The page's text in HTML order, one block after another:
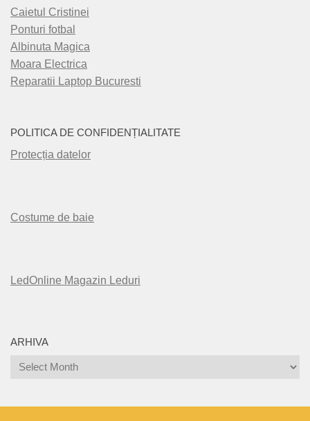
Caietul Cristinei
Ponturi fotbal
Albinuta Magica
Moara Electrica
Reparatii Laptop Bucuresti
POLITICA DE CONFIDENȚIALITATE
Protecția datelor
Costume de baie
LedOnline Magazin Leduri
ARHIVA
Arhiva